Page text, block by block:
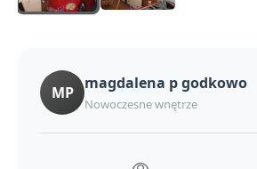
MP magdalena p godkowo
Nowoczesne wnętrze